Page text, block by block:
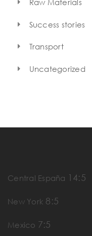
Raw Materials
Success stories
Transport
Uncategorized
Central España 14:5
New York 8:5
Mexico 7:5